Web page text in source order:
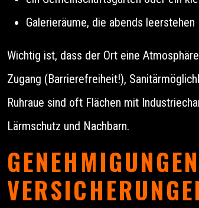
Galerieräume, die abends leerstehen
Wichtig ist, dass der Ort eine
Zugang (Barrierefreiheit!),
Ruhraue sind oft Flächen mit
Lärmschutz und Nachbarn.